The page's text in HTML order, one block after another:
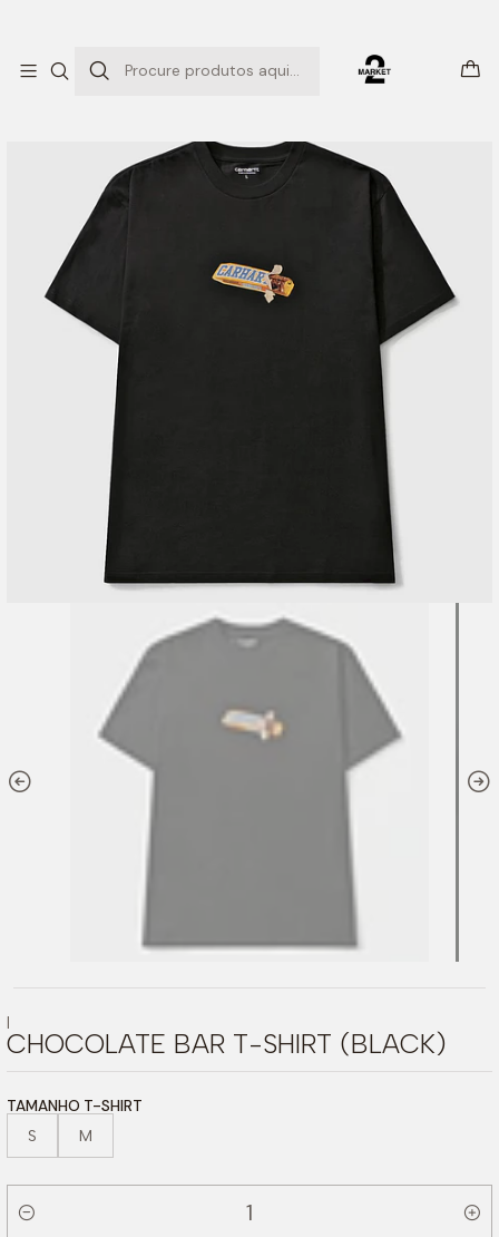
Início T-SHIRTS CHOCOLATE BAR T-SHIRT (BLACK)
|
CHOCOLATE BAR T-SHIRT (BLACK)
TAMANHO T-SHIRT
S M
Quantidade